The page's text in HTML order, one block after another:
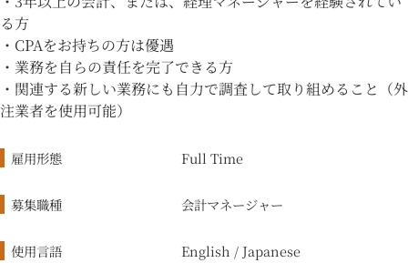
る方
・CPAをお持ちの方は優遇
・業務を自らの責任を完了できる方
・関連する新しい業務にも自力で調査して取り組めること（外
注業者を使用可能）
雇用形態 Full Time
募集職種 会計マネージャー
使用言語 English / Japanese